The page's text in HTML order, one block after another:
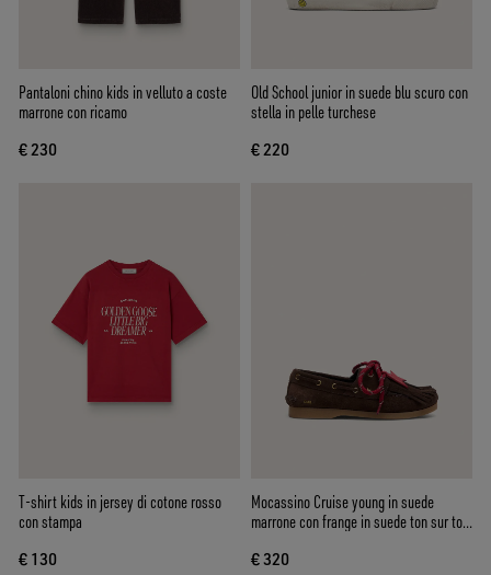
Pantaloni chino kids in velluto a coste
marrone con ricamo
€ 230
Old School junior in suede blu scuro con
stella in pelle turchese
€ 220
T-shirt kids in jersey di cotone rosso
con stampa
€ 130
Mocassino Cruise young in suede
marrone con frange in suede ton sur ton
€ 320